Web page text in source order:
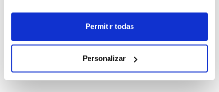
Permitir todas
Personalizar